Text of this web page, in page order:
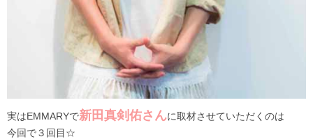
実はEMMARYで新田真剣佑さんに取材させていただくのは
今回で３回目☆